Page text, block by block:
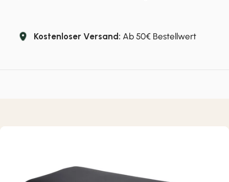
Kostenloser Versand: Ab 50€ Bestellwert